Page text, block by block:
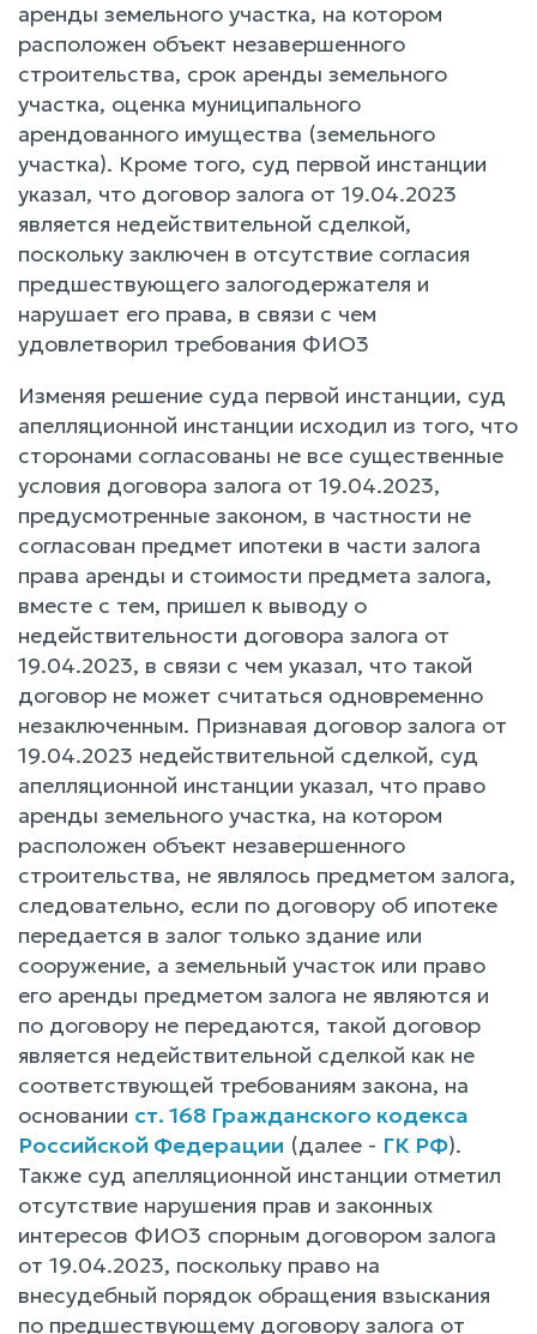
аренды земельного участка, на котором
расположен объект незавершенного
строительства, срок аренды земельного
участка, оценка муниципального
арендованного имущества (земельного
участка). Кроме того, суд первой инстанции
указал, что договор залога от 19.04.2023
является недействительной сделкой,
поскольку заключен в отсутствие согласия
предшествующего залогодержателя и
нарушает его права, в связи с чем
удовлетворил требования ФИО3
Изменяя решение суда первой инстанции, суд
апелляционной инстанции исходил из того, что
сторонами согласованы не все существенные
условия договора залога от 19.04.2023,
предусмотренные законом, в частности не
согласован предмет ипотеки в части залога
права аренды и стоимости предмета залога,
вместе с тем, пришел к выводу о
недействительности договора залога от
19.04.2023, в связи с чем указал, что такой
договор не может считаться одновременно
незаключенным. Признавая договор залога от
19.04.2023 недействительной сделкой, суд
апелляционной инстанции указал, что право
аренды земельного участка, на котором
расположен объект незавершенного
строительства, не являлось предметом залога,
следовательно, если по договору об ипотеке
передается в залог только здание или
сооружение, а земельный участок или право
его аренды предметом залога не являются и
по договору не передаются, такой договор
является недействительной сделкой как не
соответствующей требованиям закона, на
основании ст. 168 Гражданского кодекса
Российской Федерации (далее - ГК РФ).
Также суд апелляционной инстанции отметил
отсутствие нарушения прав и законных
интересов ФИО3 спорным договором залога
от 19.04.2023, поскольку право на
внесудебный порядок обращения взыскания
по предшествующему договору залога от